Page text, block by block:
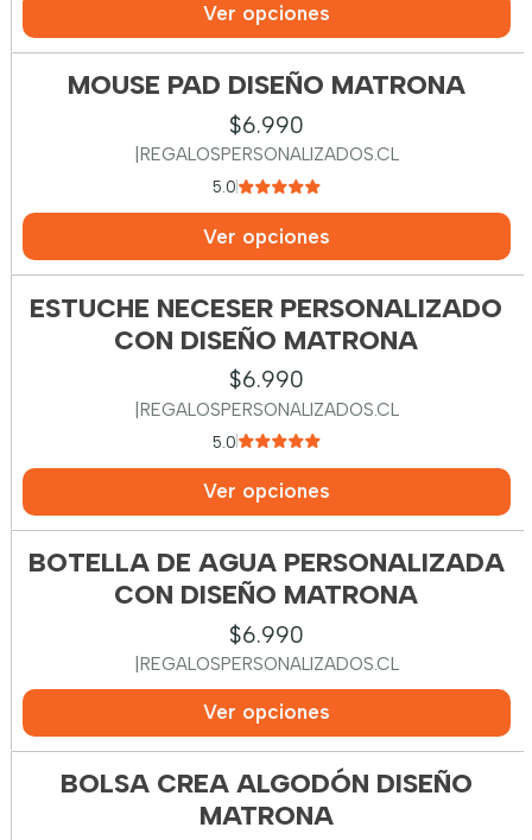
Ver opciones
MOUSE PAD DISEÑO MATRONA
$6.990
REGALOSPERSONALIZADOS.CL
5.0
Ver opciones
ESTUCHE NECESER PERSONALIZADO
CON DISEÑO MATRONA
$6.990
REGALOSPERSONALIZADOS.CL
5.0
Ver opciones
BOTELLA DE AGUA PERSONALIZADA
CON DISEÑO MATRONA
$6.990
REGALOSPERSONALIZADOS.CL
Ver opciones
BOLSA CREA ALGODÓN DISEÑO
MATRONA